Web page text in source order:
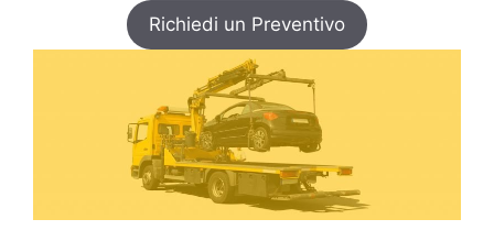
Richiedi un Preventivo